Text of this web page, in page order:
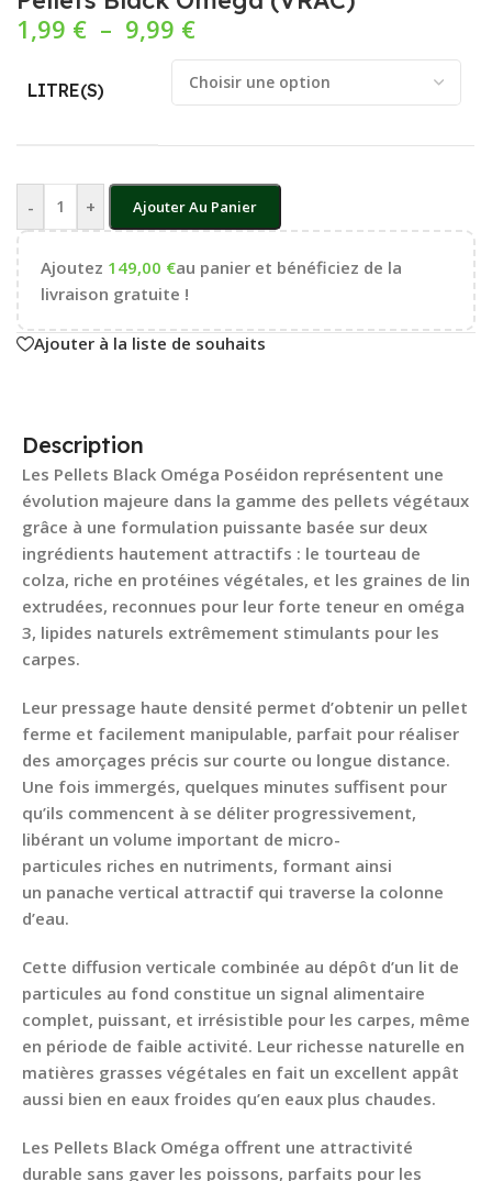
1,99 € – 9,99 €
LITRE(S)
- + Ajouter Au Panier
Ajoutez 149,00 €au panier et bénéficiez de la
livraison gratuite !
Ajouter à la liste de souhaits
Description
Les Pellets Black Oméga Poséidon représentent une
évolution majeure dans la gamme des pellets végétaux
grâce à une formulation puissante basée sur deux
ingrédients hautement attractifs : le tourteau de
colza, riche en protéines végétales, et les graines de lin
extrudées, reconnues pour leur forte teneur en oméga
3, lipides naturels extrêmement stimulants pour les
carpes.
Leur pressage haute densité permet d’obtenir un pellet
ferme et facilement manipulable, parfait pour réaliser
des amorçages précis sur courte ou longue distance.
Une fois immergés, quelques minutes suffisent pour
qu’ils commencent à se déliter progressivement,
libérant un volume important de micro-
particules riches en nutriments, formant ainsi
un panache vertical attractif qui traverse la colonne
d’eau.
Cette diffusion verticale combinée au dépôt d’un lit de
particules au fond constitue un signal alimentaire
complet, puissant, et irrésistible pour les carpes, même
en période de faible activité. Leur richesse naturelle en
matières grasses végétales en fait un excellent appât
aussi bien en eaux froides qu’en eaux plus chaudes.
Les Pellets Black Oméga offrent une attractivité
durable sans gaver les poissons, parfaits pour les